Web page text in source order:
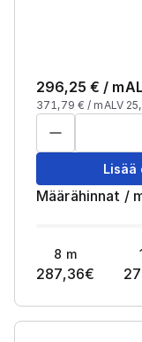
296,25 € / m
371,79 € / mALV
Lisää
Määrähinnat /
8 m
287,36€